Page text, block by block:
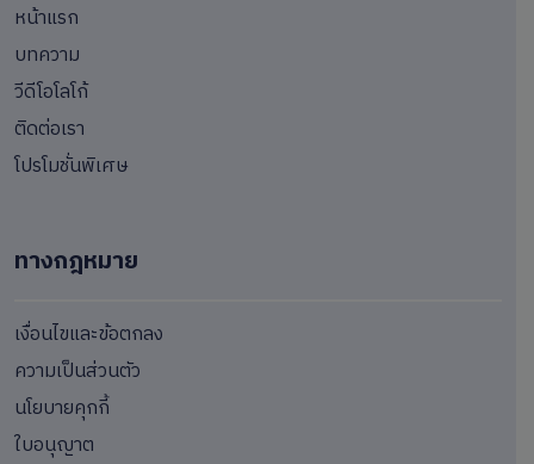
หน้าแรก
บทความ
วีดีโอโลโก้
ติดต่อเรา
โปรโมชั่นพิเศษ
ทางกฎหมาย
เงื่อนไขและข้อตกลง
ความเป็นส่วนตัว
นโยบายคุกกี้
ใบอนุญาต